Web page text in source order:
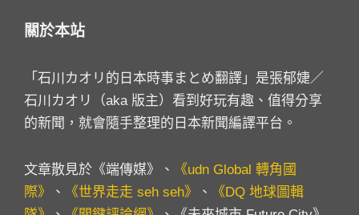
關於本站
「石川カオリ的日本時事まとめ翻譯」是張郁婕／
石川カオリ（aka 版主）看到好玩有趣、值得分享
的新聞，就會隨手整理的日本新聞編譯平台。
文章散見於《端傳媒》、
《udn Global 轉角國
際》
、 《世界走走 seh seh》 、
《DQ 地球圖輯